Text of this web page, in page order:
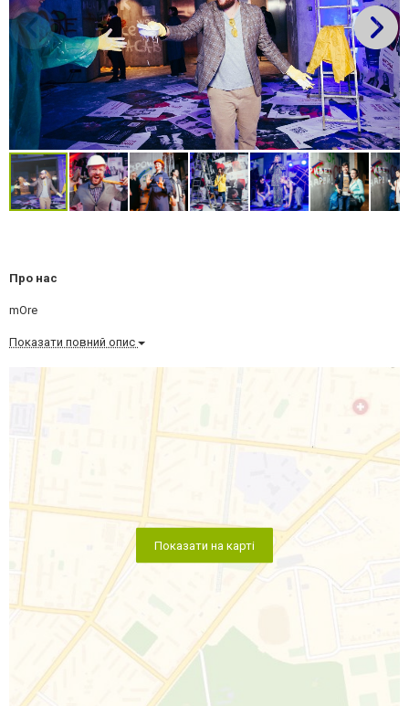
Про нас
mOre
Показати повний опис
Показати на карті